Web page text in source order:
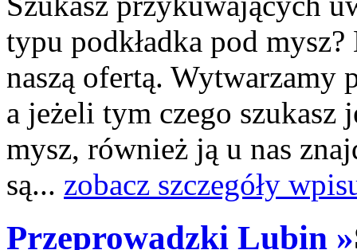
typu podkładka pod
naszą ofertą. Wytwarzamy
a jeżeli tym czego szukasz
mysz, również ją u nas
są... zobacz szczegóły
Przeprowadzki Lubin »